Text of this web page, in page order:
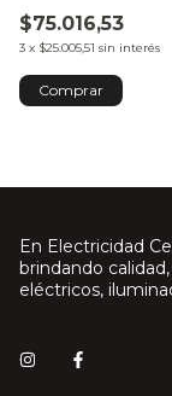
$75.016,53
3 x $25.005,51 sin interés
En Electricidad
brindando
eléctricos,